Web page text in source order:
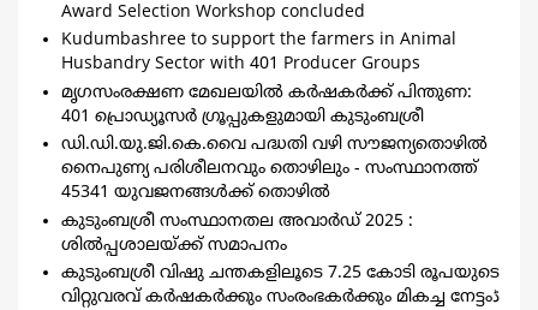
Award Selection Workshop concluded
Kudumbashree to support the farmers in Animal
Husbandry Sector with 401 Producer Groups
മൃഗസംരക്ഷണ മേഖലയില്‍ കര്‍ഷകര്‍ക്ക് പിന്തുണ:
401 പ്രൊഡ്യൂസര്‍ ഗ്രൂപ്പുകളുമായി കുടുംബശ്രീ
ഡി.ഡി.യു.ജി.കെ.വൈ പദ്ധതി വഴി സൗജന്യതൊഴില്‍
നൈപുണ്യ പരിശീലനവും തൊഴിലും - സംസ്ഥാനത്ത്
45341 യുവജനങ്ങള്‍ക്ക് തൊഴില്‍
കുടുംബശ്രീ സംസ്ഥാനതല അവാര്‍ഡ് 2025 :
ശില്‍പ്പശാലയ്ക്ക് സമാപനം
കുടുംബശ്രീ വിഷു ചന്തകളിലൂടെ 7.25 കോടി രൂപയുടെ
വിറ്റുവരവ് കര്‍ഷകര്‍ക്കും സംരംഭകര്‍ക്കും മികച്ച നേട്ടംڈ